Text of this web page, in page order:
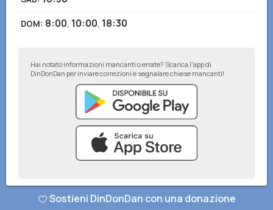
DOM: 8:00, 10:00, 18:30
Hai notato informazioni mancanti o errate? Scarica l'app di
DinDonDan per inviare correzioni e segnalare chiese mancanti!
© DinDonDan App 2026–Privacy Policy–Inserisci sul tuo sito web
Sostieni DinDonDan con una donazione